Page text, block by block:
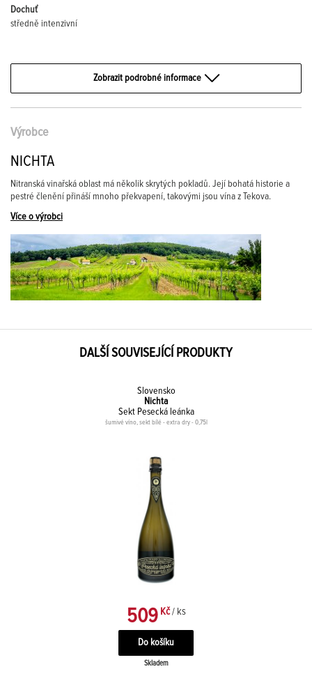
Dochuť
středně intenzivní
Zobrazit podrobné informace
Výrobce
NICHTA
Nitranská vinařská oblast má několik skrytých pokladů. Její bohatá historie a
pestré členění přináší mnoho překvapení, takovými jsou vína z Tekova.
Více o výrobci
DALŠÍ SOUVISEJÍCÍ PRODUKTY
Slovensko
Nichta
Sekt Pesecká leánka
šumivé víno, sekt bílé - extra dry - 0,75l
509Kč / ks
Skladem